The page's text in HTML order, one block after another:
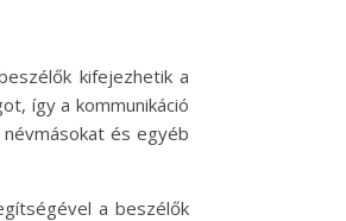
kifejezhetik a
így a kommunikáció
és egyéb
a beszélők